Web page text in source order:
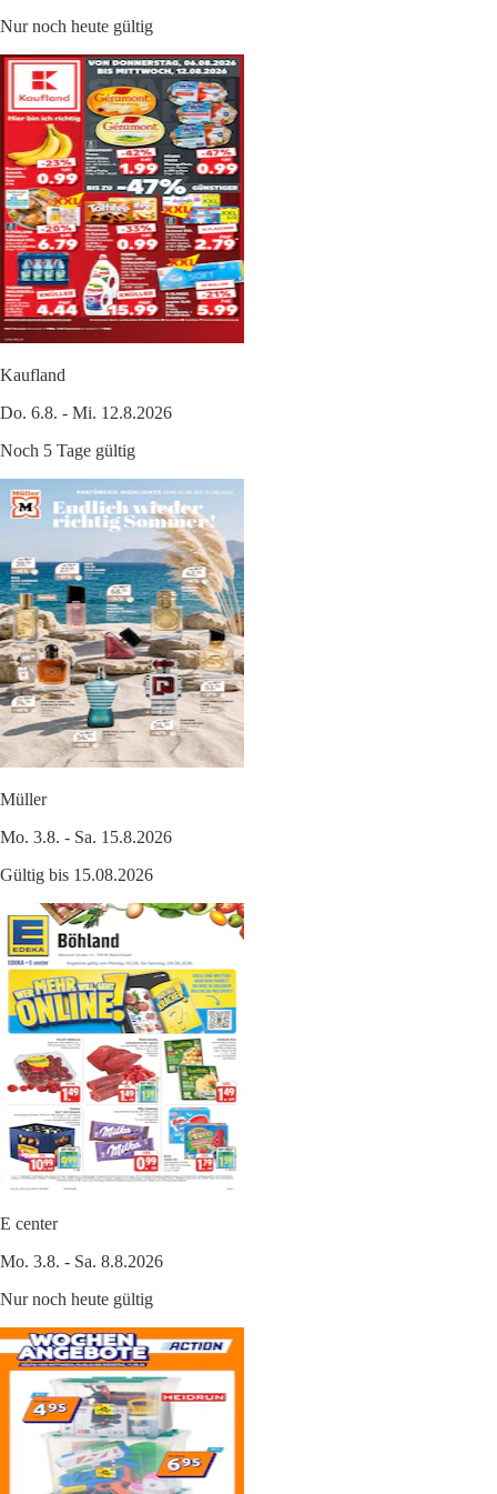
Nur noch heute gültig
Kaufland
Do. 6.8. - Mi. 12.8.2026
Noch 5 Tage gültig
Müller
Mo. 3.8. - Sa. 15.8.2026
Gültig bis 15.08.2026
E center
Mo. 3.8. - Sa. 8.8.2026
Nur noch heute gültig